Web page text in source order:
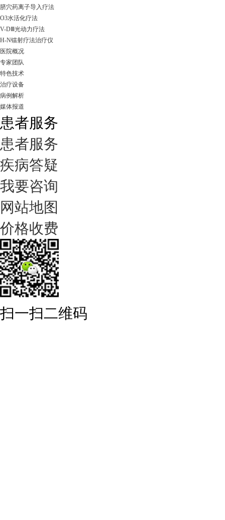
脐穴药离子导入疗法
O3水活化疗法
V-DⅢ光动力疗法
H-N镭射疗法治疗仪
医院概况
专家团队
特色技术
治疗设备
病例解析
媒体报道
患者服务
患者服务
疾病答疑
我要咨询
网站地图
价格收费
扫一扫二维码